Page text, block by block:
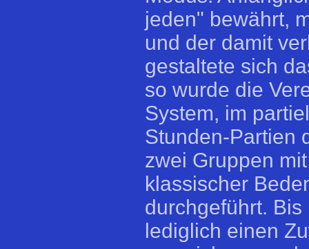
jeden" bewährt,
und der damit
gestaltete sich
so wurde die
System, im
Stunden-Partien
zwei Gruppen
klassischer
durchgeführt.
lediglich einen